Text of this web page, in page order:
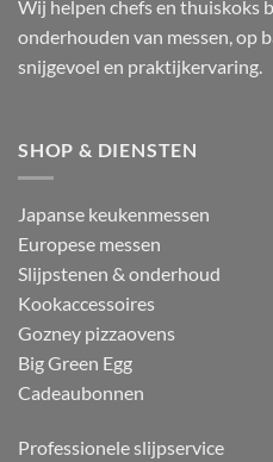
Wij helpen chefs en thuiskoks
onderhouden van messen, op
snijgevoel en praktijkervaring.
SHOP & DIENSTEN
Japanse keukenmessen
Europese messen
Slijpstenen & onderhoud
Kookaccessoires
Gozney pizzaovens
Big Green Egg
Cadeaubonnen
Professionele slijpservice